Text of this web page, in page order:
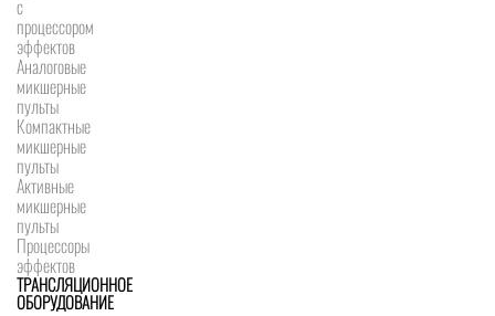
с
процессором
эффектов
Аналоговые
микшерные
пульты
Компактные
микшерные
пульты
Активные
микшерные
пульты
Процессоры
эффектов
ТРАНСЛЯЦИОННОЕ
ОБОРУДОВАНИЕ